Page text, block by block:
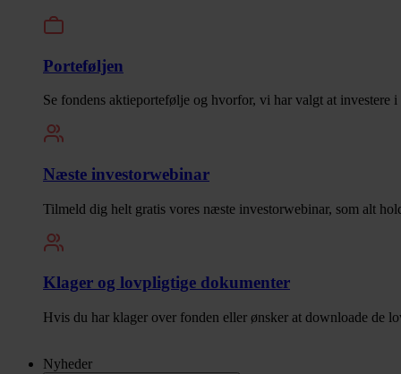
Porteføljen
Se fondens aktieportefølje og hvorfor, vi har valgt at investere i
Næste investorwebinar
Tilmeld dig helt gratis vores næste investorwebinar, som alt
Klager og lovpligtige dokumenter
Hvis du har klager over fonden eller ønsker at downloade de
Nyheder